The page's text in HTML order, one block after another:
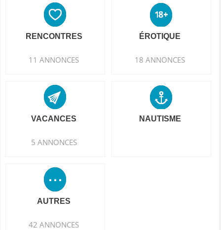
RENCONTRES
11 ANNONCES
ÉROTIQUE
18 ANNONCES
VACANCES
5 ANNONCES
NAUTISME
AUTRES
42 ANNONCES